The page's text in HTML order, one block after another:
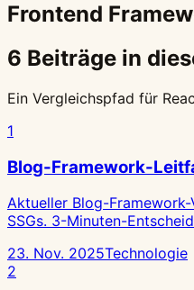
Frontend
6 Beiträge in
Ein Vergleichspfad für
1
Blog-Framework-
Aktueller Blog-
SSGs. 3-Minuten-
23. Nov. 2025Technologie
2